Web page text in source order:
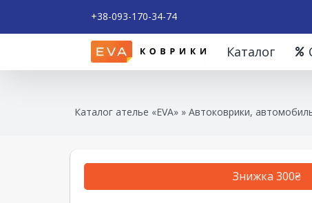
+38-093-170-34-74
Каталог
Каталог ателье «EVA» » Автоковрики,
Знижка 300₴